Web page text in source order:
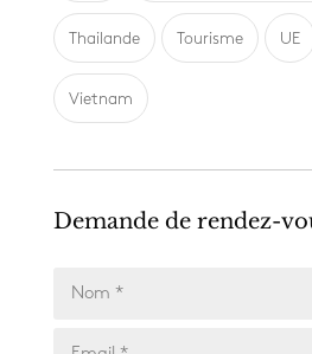
Thailande Tourisme UE
Vietnam
Demande de rendez-